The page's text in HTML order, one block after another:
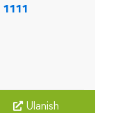
Ulanish